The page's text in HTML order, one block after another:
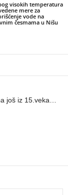
visokih temperatura
mere za
vode na
česmama u Nišu
još iz 15.veka…